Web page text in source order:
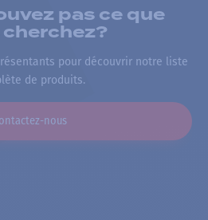
pas ce que
pour découvrir notre liste
de produits.
nous